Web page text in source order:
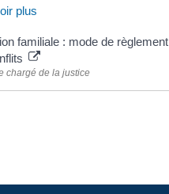
plus
familiale : mode de règlement
chargé de la justice